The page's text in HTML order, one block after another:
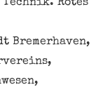
Technik. Rotes
Bremerhaven,